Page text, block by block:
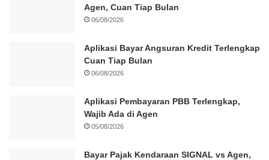
Agen, Cuan Tiap Bulan
06/08/2026
Aplikasi Bayar Angsuran Kredit Terlengkap
Cuan Tiap Bulan
06/08/2026
Aplikasi Pembayaran PBB Terlengkap,
Wajib Ada di Agen
05/08/2026
Bayar Pajak Kendaraan SIGNAL vs Agen,